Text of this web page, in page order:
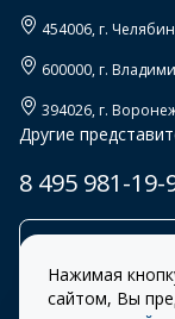
454006, г.
600000, г.
394026, г.
Другие
8 495 981-19-
Нажимая
сайтом, Вы